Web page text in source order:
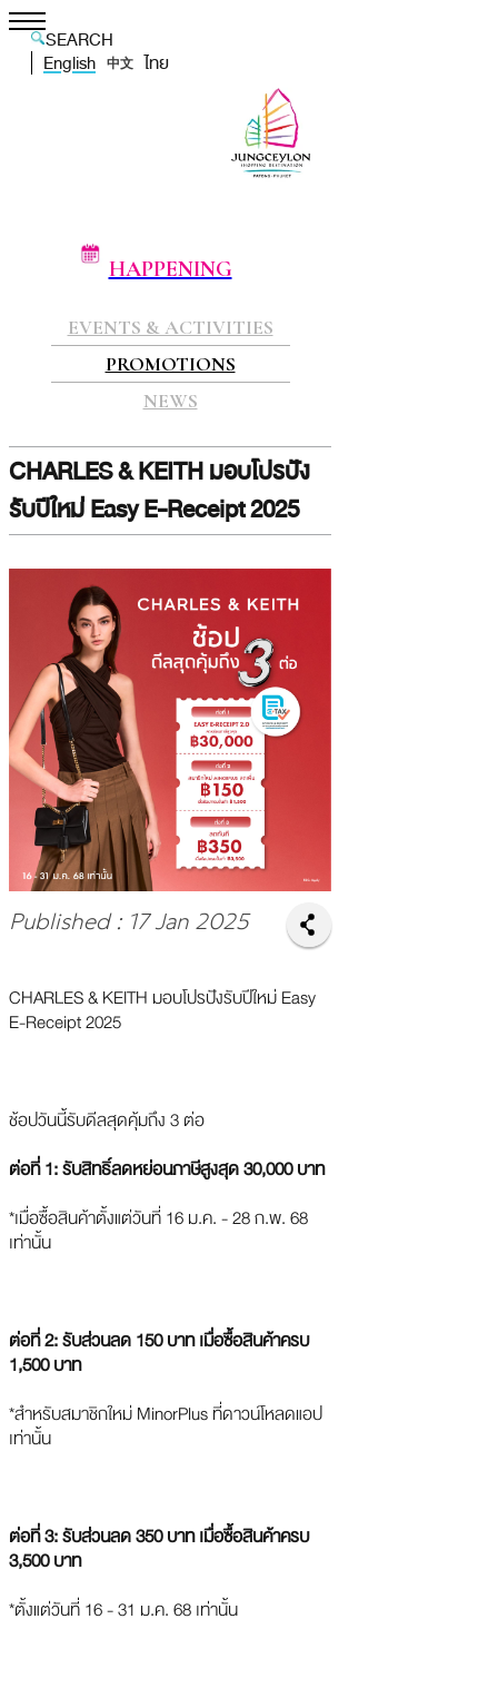
SEARCH
English
中文 ไทย
HAPPENING
EVENTS & ACTIVITIES
PROMOTIONS
NEWS
CHARLES & KEITH มอบโปรปัง
รับปีใหม่ Easy E-Receipt 2025
Published : 17 Jan 2025
CHARLES & KEITH มอบโปรปังรับปีใหม่ Easy
E-Receipt 2025
ช้อปวันนี้รับดีลสุดคุ้มถึง 3 ต่อ
ต่อที่ 1: รับสิทธิ์ลดหย่อนภาษีสูงสุด 30,000 บาท
*เมื่อซื้อสินค้าตั้งแต่วันที่ 16 ม.ค. - 28 ก.พ. 68
เท่านั้น
ต่อที่ 2: รับส่วนลด 150 บาท เมื่อซื้อสินค้าครบ
1,500 บาท
*สำหรับสมาชิกใหม่ MinorPlus ที่ดาวน์โหลดแอป
เท่านั้น
ต่อที่ 3: รับส่วนลด 350 บาท เมื่อซื้อสินค้าครบ
3,500 บาท
*ตั้งแต่วันที่ 16 - 31 ม.ค. 68 เท่านั้น